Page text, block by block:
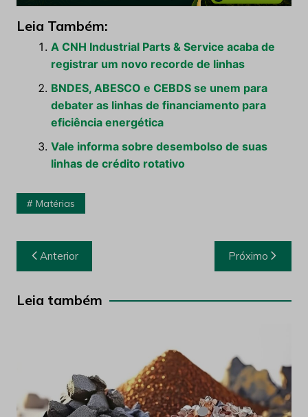
Leia Também:
A CNH Industrial Parts & Service acaba de
registrar um novo recorde de linhas
BNDES, ABESCO e CEBDS se unem para
debater as linhas de financiamento para
eficiência energética
Vale informa sobre desembolso de suas
linhas de crédito rotativo
Matérias
Navegação
de
Post
Anterior Próximo
Leia também